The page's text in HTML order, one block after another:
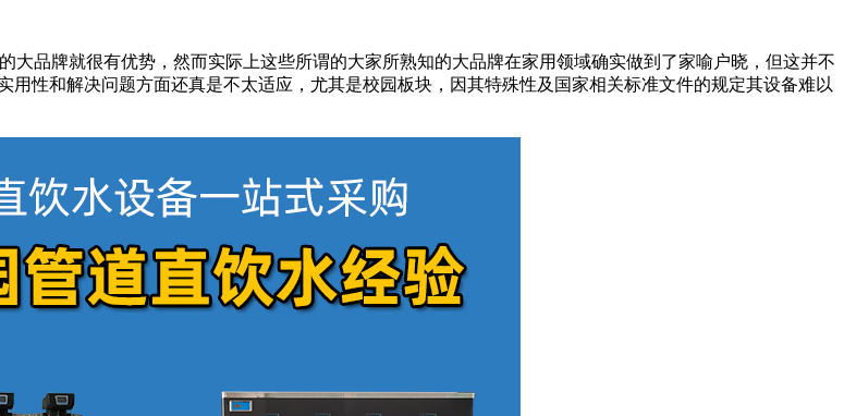
大品牌就很有优势，然而实际上这些所谓的大家所熟知的大品牌在家用领域确实做到了家喻户晓，但这并不
用性和解决问题方面还真是不太适应，尤其是校园板块，因其特殊性及国家相关标准文件的规定其设备难以